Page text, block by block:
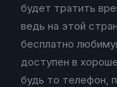
будет тратить
ведь на этой
бесплатно
доступен в
будь то телефон,